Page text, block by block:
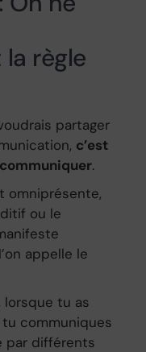
règle
partager
c’est
.
omniprésente,
ou le
appelle le
lorsque tu as
tu communiques
par différents